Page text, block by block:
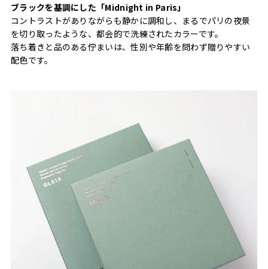
ブラックを基調にした「Midnight in Paris」
コントラストがありながらも静かに調和し、まるでパリの夜景
を切り取ったような、都会的で洗練されたカラーです。
落ち着きと品のある佇まいは、性別や年齢を問わず贈りやすい
配色です。